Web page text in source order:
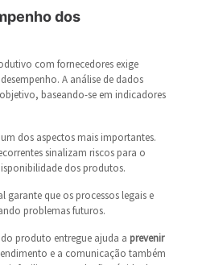
dos
com fornecedores exige
A análise de dados
baseando-se em indicadores
dos aspectos mais importantes.
sinalizam riscos para o
dos produtos.
que os processos legais e
problemas futuros.
produto entregue ajuda a prevenir
e a comunicação também